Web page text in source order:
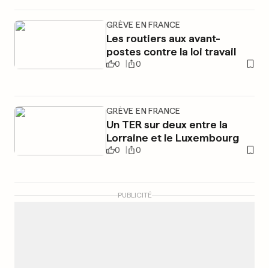
GRÈVE EN FRANCE
Les routiers aux avant-
postes contre la loi travail
0 0
GRÈVE EN FRANCE
Un TER sur deux entre la
Lorraine et le Luxembourg
0 0
PUBLICITÉ